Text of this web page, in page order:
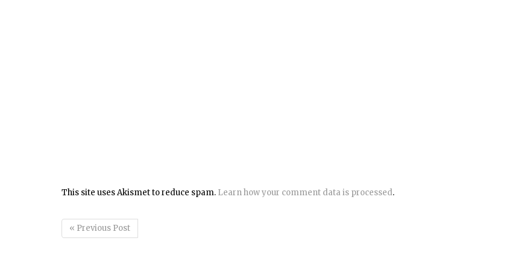
This site uses Akismet to reduce spam. Learn how your comment data is processed.
« Previous Post